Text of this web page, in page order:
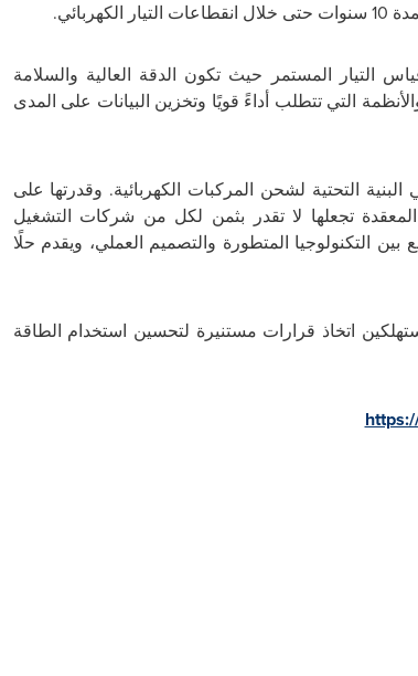
التيار المستمر حيث تكون الدقة العالية والسلامة
التي تتطلب أداءً قويًا وتخزين البيانات على المدى
التحتية لشحن المركبات الكهربائية. وقدرتها على
تجعلها لا تقدر بثمن لكل من شركات التشغيل
بين التكنولوجيا المتطورة والتصميم العملي، ويقدم حلًا
اتخاذ قرارات مستنيرة لتحسين استخدام الطاقة